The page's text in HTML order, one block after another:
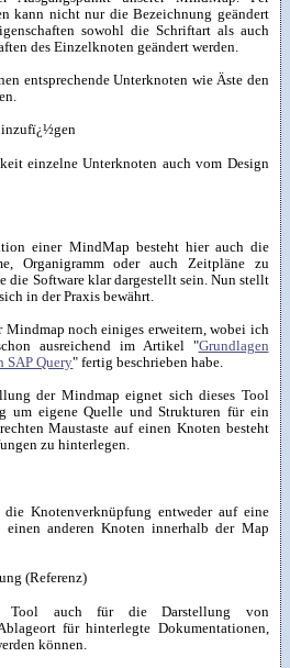
kann nicht nur die Bezeichnung geändert
sowohl die Schriftart als auch
des Einzelknoten geändert werden.
entsprechende Unterknoten wie Äste den
einzelne Unterknoten auch vom Design
einer MindMap besteht hier auch die
Organigramm oder auch Zeitpläne zu
die Software klar dargestellt sein. Nun stellt
in der Praxis bewährt.
noch einiges erweitern, wobei ich
ausreichend im Artikel "Grundlagen
SAP Query" fertig beschrieben habe.
der Mindmap eignet sich dieses Tool
um eigene Quelle und Strukturen für ein
Maustaste auf einen Knoten besteht
zu hinterlegen.
Knotenverknüpfung entweder auf eine
anderen Knoten innerhalb der Map
Tool auch für die Darstellung von
für hinterlegte Dokumentationen,
können.